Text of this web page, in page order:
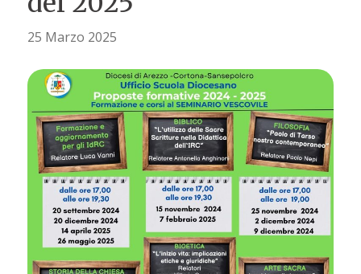
25 Marzo 2025